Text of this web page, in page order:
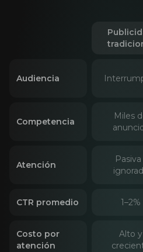
Audiencia
Competencia
Miles
Atención
CTR promedio 1–2%
Costo por
atención
Alto y